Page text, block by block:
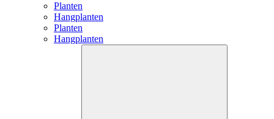
Planten
Hangplanten
Planten
Hangplanten